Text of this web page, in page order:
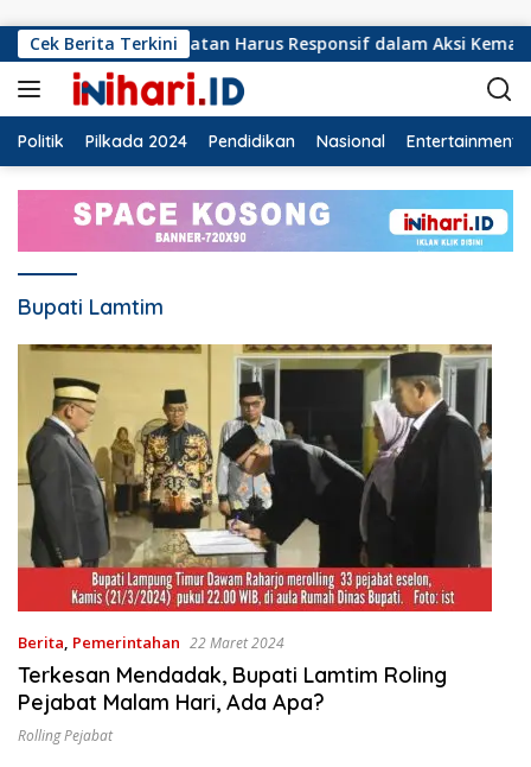
Cek Berita Terkini
Lampung Selatan Harus Responsif dalam Aksi
Politik Pilkada 2024 Pendidikan Nasional Entertainment
Bupati Lamtim
Berita, Pemerintahan 22 Maret 2024
Terkesan Mendadak, Bupati Lamtim Roling
Pejabat Malam Hari, Ada Apa?
Rolling Pejabat